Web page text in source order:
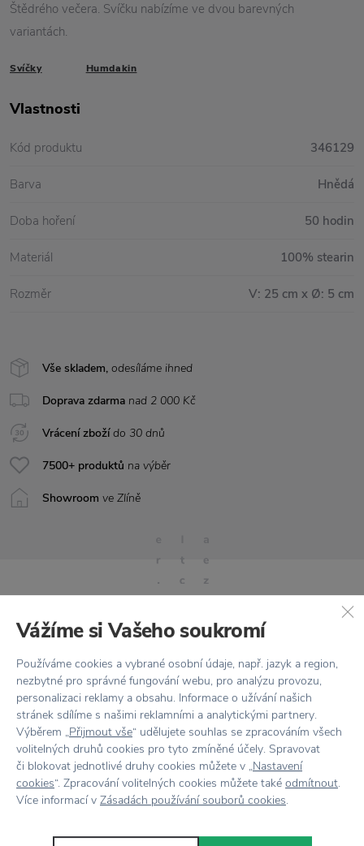
Vše skladem, odesíláme ihned
Doprava zdarma nad 2 000 Kč
Vrácení zbožído 30 dnů
7500+ produktů na výběr
Showroom ve Zlíně
Štědrého večera. Svíčku nabízíme ve dvou barevných
variantách.
Svíčky Humdakin
Vlastnosti
Kód produktu 346129
Barva Hnědá
Doba hoření 50 hodin
Materiál 100% stearin
Rozměr V: 25 cm x Ø: 5 cm
−40 %
Vážíme si Vašeho soukromí
Používáme cookies a vybrané osobní údaje, např. jazyk a region,
nezbytné pro správné fungování webu, pro analýzu provozu,
personalizaci reklamy a obsahu. Informace o užívání našich
stránek sdílíme s našimi reklamními a analytickými partnery.
Výběrem „Přijmout vše“ udělujete souhlas se zpracováním všech
volitelných druhů cookies pro tyto zmíněné účely. Spravovat
či blokovat jednotlivé druhy cookies můžete v „Nastavení
cookies“. Zpracování volitelných cookies můžete také odmítnout.
Více informací v Zásadách používání souborů cookies.